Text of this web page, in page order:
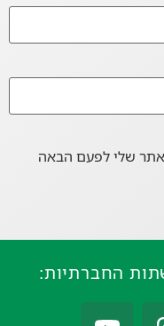
שלי לפעם הבאה
החברתיות: